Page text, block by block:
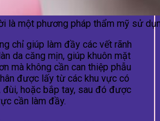
là một phương pháp thẩm mỹ sử
chỉ giúp làm đầy các vết rãnh
da căng mịn, giúp khuôn mặt
mà không cần can thiệp phẫu
được lấy từ các khu vực có
hoặc bắp tay, sau đó được
cần làm đầy.